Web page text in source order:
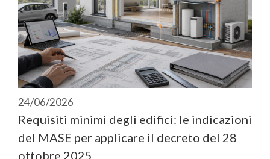
24/06/2026
Requisiti minimi degli edifici: le indicazioni
del MASE per applicare il decreto del 28
ottobre 2025